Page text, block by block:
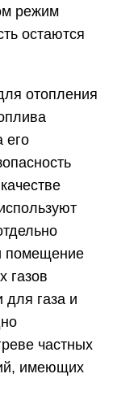
режим
остаются
отопления
его
помещение
газов
для газа и
частных
имеющих